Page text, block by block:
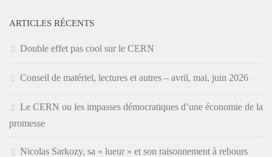
ARTICLES RÉCENTS
Double effet pas cool sur le CERN
Conseil de matériel, lectures et autres – avril, mai, juin 2026
Le CERN ou les impasses démocratiques d’une économie de la
promesse
Nicolas Sarkozy, sa « lueur » et son raisonnement à rebours